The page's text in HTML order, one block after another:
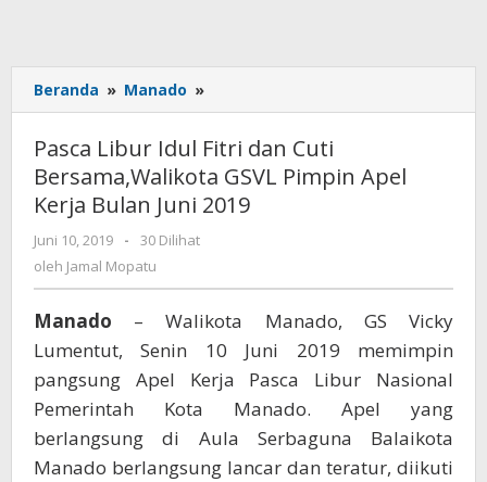
Beranda » Manado »
Libur
Fitri
dan
Cuti
Apel
Kerja
Bulan
Juni
2019
Pasca Libur Idul Fitri dan Cuti
Bersama,Walikota GSVL Pimpin Apel
Kerja Bulan Juni 2019
Juni 10, 2019
oleh
Jamal
Mopatu
-
30 Dilihat
oleh Jamal Mopatu
Manado – Walikota Manado, GS Vicky
Lumentut, Senin 10 Juni 2019 memimpin
pangsung Apel Kerja Pasca Libur Nasional
Pemerintah Kota Manado. Apel yang
berlangsung di Aula Serbaguna Balaikota
Manado berlangsung lancar dan teratur, diikuti